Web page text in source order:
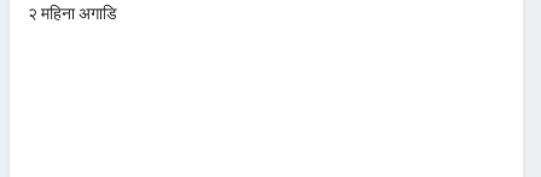
२ महिना अगाडि